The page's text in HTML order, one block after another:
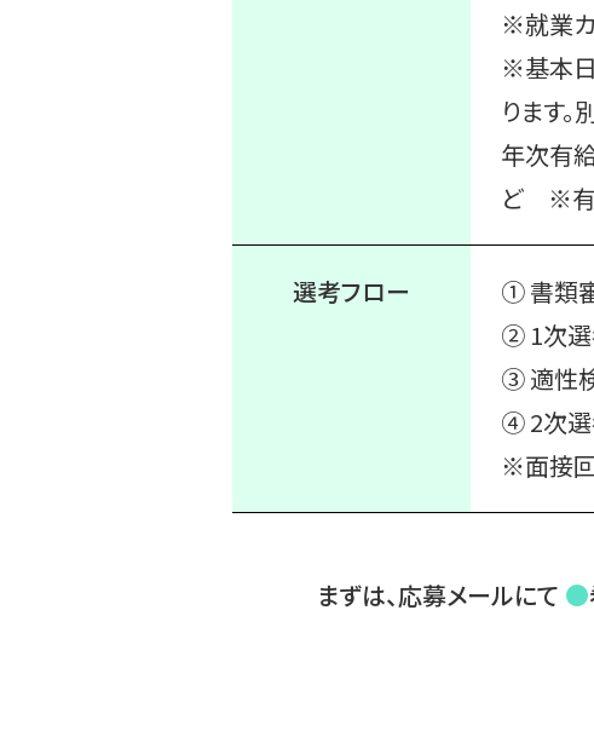
※就業
※基本日
ります。
年次有
ど ※
選考フロー
① 書類
② 1次選
③ 適性
④ 2次選
※面接回
まずは、応募メールにて ●